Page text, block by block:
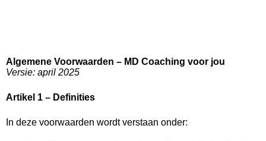
Algemene Voorwaarden – MD Coaching voor jou
Versie: april 2025
Artikel 1 – Definities
In deze voorwaarden wordt verstaan onder: